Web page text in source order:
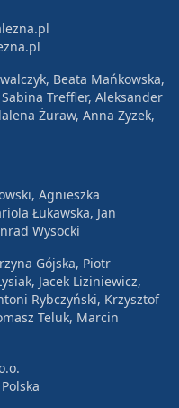
Beata Mańkowska,
Treffler, Aleksander
Żuraw, Anna Zyzek,
Agnieszka
Łukawska, Jan
Wysocki
Gójska, Piotr
Jacek Liziniewicz,
Rybczyński, Krzysztof
Teluk, Marcin